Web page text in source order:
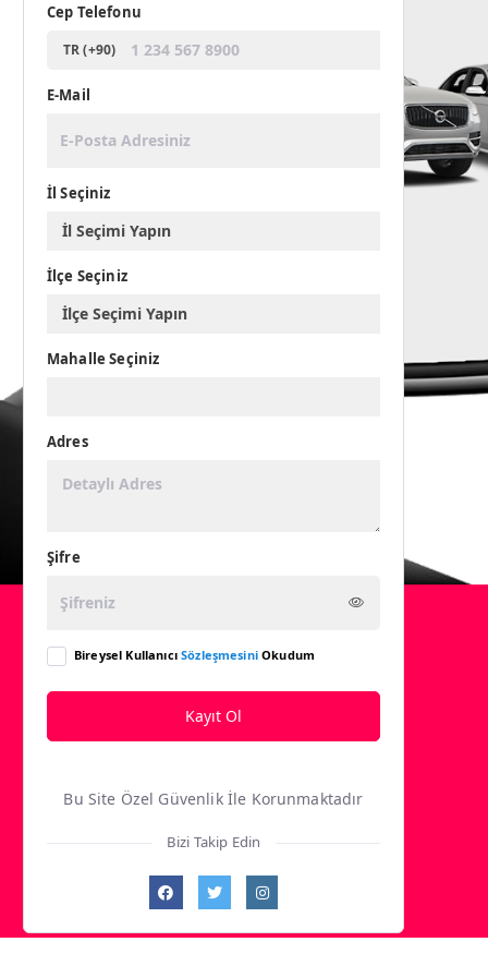
Cep Telefonu
TR (+90)
E-Mail
İl Seçiniz
İlçe Seçiniz
Mahalle Seçiniz
Adres
Şifre
Bireysel KullanıcıSözleşmesiniOkudum
Kayıt Ol
Bu Site Özel Güvenlik İle Korunmaktadır
Bizi Takip Edin